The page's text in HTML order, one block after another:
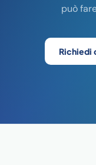
può
Richiedi